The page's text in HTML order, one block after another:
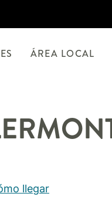
ÁREA LOCAL
llegar